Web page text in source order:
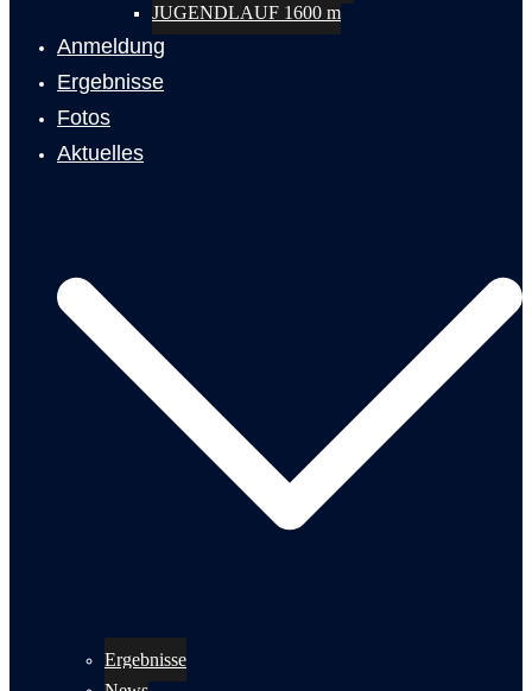
JUGENDLAUF 1600 m
Anmeldung
Ergebnisse
Fotos
Aktuelles
Ergebnisse